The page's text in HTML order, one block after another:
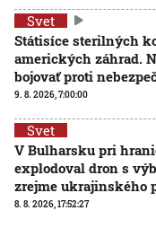
Svet
Státisíce sterilných
amerických záhrad.
bojovať proti
9. 8. 2026, 7:00:00
Svet
V Bulharsku pri
explodoval dron s
zrejme ukrajinského
8. 8. 2026, 17:52:27